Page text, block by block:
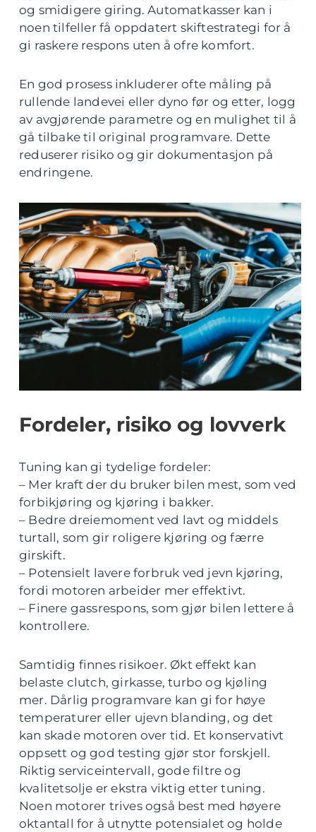
og smidigere giring. Automatkasser kan i
noen tilfeller få oppdatert skiftestrategi for å
gi raskere respons uten å ofre komfort.
En god prosess inkluderer ofte måling på
rullende landevei eller dyno før og etter, logg
av avgjørende parametre og en mulighet til å
gå tilbake til original programvare. Dette
reduserer risiko og gir dokumentasjon på
endringene.
Fordeler, risiko og lovverk
Tuning kan gi tydelige fordeler:
– Mer kraft der du bruker bilen mest, som ved
forbikjøring og kjøring i bakker.
– Bedre dreiemoment ved lavt og middels
turtall, som gir roligere kjøring og færre
girskift.
– Potensielt lavere forbruk ved jevn kjøring,
fordi motoren arbeider mer effektivt.
– Finere gassrespons, som gjør bilen lettere å
kontrollere.
Samtidig finnes risikoer. Økt effekt kan
belaste clutch, girkasse, turbo og kjøling
mer. Dårlig programvare kan gi for høye
temperaturer eller ujevn blanding, og det
kan skade motoren over tid. Et konservativt
oppsett og god testing gjør stor forskjell.
Riktig serviceintervall, gode filtre og
kvalitetsolje er ekstra viktig etter tuning.
Noen motorer trives også best med høyere
oktantall for å utnytte potensialet og holde